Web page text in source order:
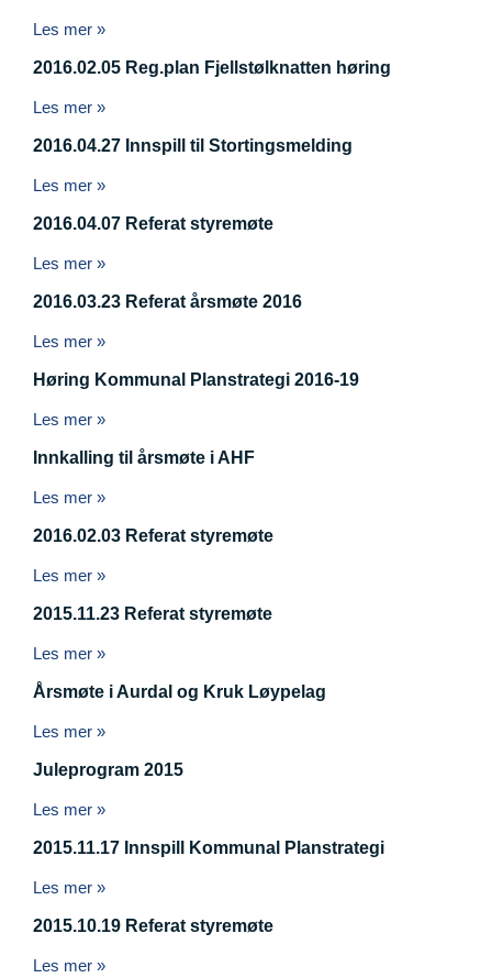
Les mer »
2016.02.05 Reg.plan Fjellstølknatten høring
Les mer »
2016.04.27 Innspill til Stortingsmelding
Les mer »
2016.04.07 Referat styremøte
Les mer »
2016.03.23 Referat årsmøte 2016
Les mer »
Høring Kommunal Planstrategi 2016-19
Les mer »
Innkalling til årsmøte i AHF
Les mer »
2016.02.03 Referat styremøte
Les mer »
2015.11.23 Referat styremøte
Les mer »
Årsmøte i Aurdal og Kruk Løypelag
Les mer »
Juleprogram 2015
Les mer »
2015.11.17 Innspill Kommunal Planstrategi
Les mer »
2015.10.19 Referat styremøte
Les mer »